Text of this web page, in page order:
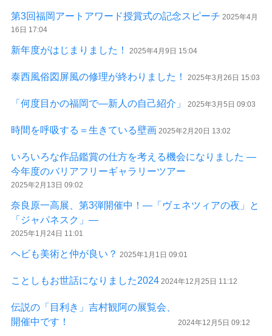
第3回福岡アートアワード授賞式の記念スピーチ 2025年4月
16日 17:04
新年度がはじまりました！ 2025年4月9日 15:04
泰西風俗図屏風の修理が終わりました！ 2025年3月26日 15:03
「何度目かの福岡で―新人の自己紹介」 2025年3月5日 09:03
時間を呼吸する＝生きている壁画 2025年2月20日 13:02
いろいろな作品鑑賞の仕方を考える機会になりました ―
今年度のバリアフリーギャラリーツアー
2025年2月13日 09:02
奈良原一高展、第3弾開催中！―「ヴェネツィアの夜」と
「ジャパネスク」―
2025年1月24日 11:01
ヘビも美術と仲が良い？ 2025年1月1日 09:01
ことしもお世話になりました2024 2024年12月25日 11:12
伝説の「目利き」吉村観阿の展覧会、
開催中です！
2024年12月5日 09:12